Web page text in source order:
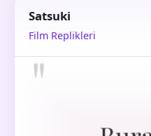
Satsuki
Film Replikleri